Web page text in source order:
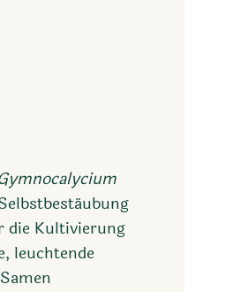
die Kultivierung
leuchtende